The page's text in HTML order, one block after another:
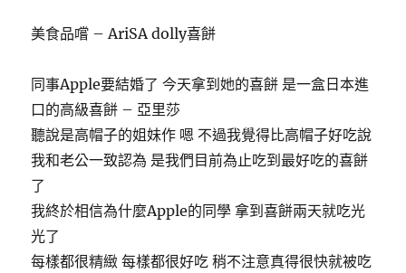
美食品嚐 – AriSA dolly喜餅
同事Apple要結婚了 今天拿到她的喜餅 是一盒日本進
口的高級喜餅 – 亞里莎
聽說是高帽子的姐妹作 嗯 不過我覺得比高帽子好吃說
我和老公一致認為 是我們目前為止吃到最好吃的喜餅
了
我終於相信為什麼Apple的同學 拿到喜餅兩天就吃光
光了
每樣都很精緻 每樣都很好吃 稍不注意真得很快就被吃